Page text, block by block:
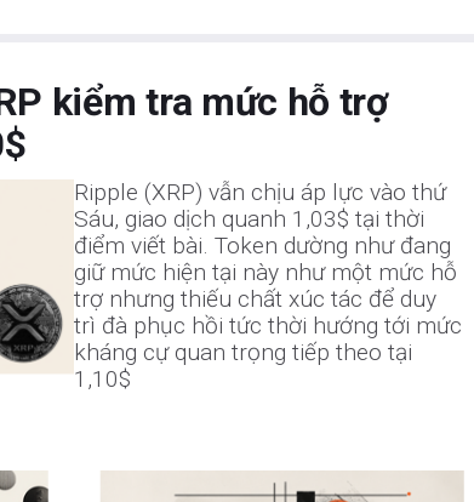
kiểm tra mức hỗ trợ
Ripple (XRP) vẫn chịu áp lực vào thứ
Sáu, giao dịch quanh 1,03$ tại thời
điểm viết bài. Token dường như đang
giữ mức hiện tại này như một mức hỗ
trợ nhưng thiếu chất xúc tác để duy
trì đà phục hồi tức thời hướng tới mức
kháng cự quan trọng tiếp theo tại
1,10$